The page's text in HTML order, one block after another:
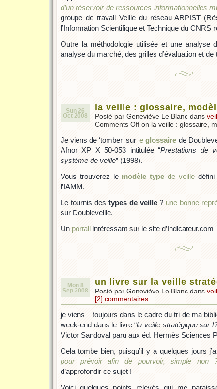
d’un réservoir de ressources informationnelles
groupe de travail Veille du réseau ARPIST
l’Information Scientifique et Technique du CNRS
Outre la méthodologie utilisée et une analyse
analyse du marché, des grilles d’évaluation et de
Sun 26
Oct 2008
la veille : glossaire,
Posté par Geneviève Le Blanc dans
Comments Off on la veille : glossaire,
Je viens de ‘tomber’ sur leglossaire de
Afnor XP X 50-053 intitulée “Prestations de
système de veille” (1998).
Vous trouverez le modèle type de veilledéfini
l’IAMM.
Le tournis des types de veille? une bonne
sur Doubleveille.
Un portail intéressant sur le site d’Indicateur.com
Mon 8
Sep 2008
un livre sur la veille
Posté par Geneviève Le Blanc dans
[2] commentaires
je viens – toujours dans le cadre du tri de ma
week-end dans le livre “la veille stratégique sur
Victor Sandoval paru aux éd. Hermès Sciences
Cela tombe bien, puisqu’il y a quelques jours
pour prévoir afin de pourvoir, simple non
d’approfondir ce sujet !